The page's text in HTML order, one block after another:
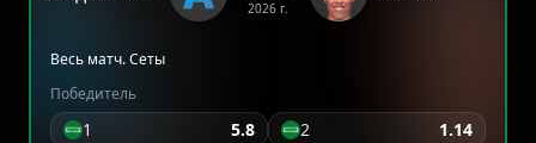
2026 г.
Весь матч. Сеты
Победитель
1 5.8 2 1.14